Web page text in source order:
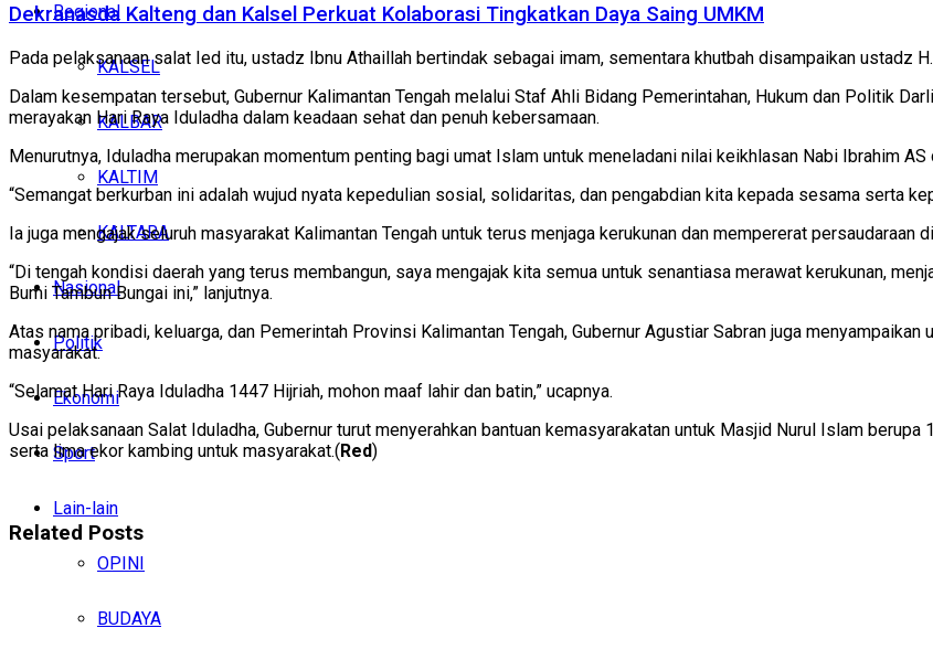
Regional
KALSEL
KALBAR
KALTIM
KALTARA
Nasional
Politik
Ekonomi
Sport
Lain-lain
OPINI
BUDAYA
Dekranasda Kalteng dan Kalsel Perkuat Kolaborasi Tingkatkan Daya Saing UMKM
Pada pelaksanaan salat Ied itu, ustadz Ibnu Athaillah bertindak sebagai imam, sementara khutbah disampaikan ustadz
Dalam kesempatan tersebut, Gubernur Kalimantan Tengah melalui Staf Ahli Bidang Pemerintahan, Hukum dan Politik
merayakan Hari Raya Iduladha dalam keadaan sehat dan penuh kebersamaan.
Menurutnya, Iduladha merupakan momentum penting bagi umat Islam untuk meneladani nilai keikhlasan Nabi Ibrahim
“Semangat berkurban ini adalah wujud nyata kepedulian sosial, solidaritas, dan pengabdian kita kepada sesama serta
Ia juga mengajak seluruh masyarakat Kalimantan Tengah untuk terus menjaga kerukunan dan mempererat persaudaraan
“Di tengah kondisi daerah yang terus membangun, saya mengajak kita semua untuk senantiasa merawat kerukunan,
Bumi Tambun Bungai ini,” lanjutnya.
Atas nama pribadi, keluarga, dan Pemerintah Provinsi Kalimantan Tengah, Gubernur Agustiar Sabran juga
masyarakat.
“Selamat Hari Raya Iduladha 1447 Hijriah, mohon maaf lahir dan batin,” ucapnya.
Usai pelaksanaan Salat Iduladha, Gubernur turut menyerahkan bantuan kemasyarakatan untuk Masjid Nurul Islam
serta lima ekor kambing untuk masyarakat.( Red)
Related Posts